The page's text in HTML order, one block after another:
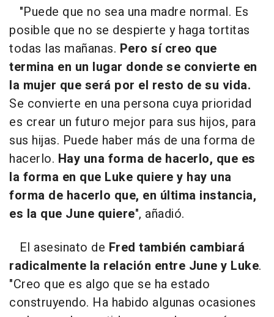
"Puede que no sea una madre normal. Es
posible que no se despierte y haga tortitas
todas las mañanas. Pero sí creo que
termina en un lugar donde se convierte en
la mujer que será por el resto de su vida.
Se convierte en una persona cuya prioridad
es crear un futuro mejor para sus hijos, para
sus hijas. Puede haber más de una forma de
hacerlo. Hay una forma de hacerlo, que es
la forma en que Luke quiere y hay una
forma de hacerlo que, en última instancia,
es la que June quiere", añadió.
El asesinato de Fred también cambiará
radicalmente la relación entre June y Luke.
"Creo que es algo que se ha estado
construyendo. Ha habido algunas ocasiones